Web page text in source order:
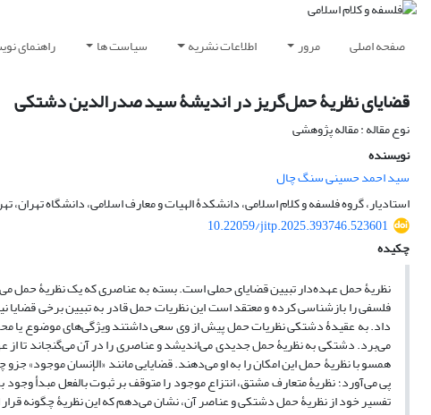
صفحه اصلی مرور اطلاعات نشریه سیاست ها راهنمای
قضایای نظریۀ حمل‌گریز در اندیشۀ سید صدرالدین دشتکی‏
نوع مقاله : مقاله پژوهشی
نویسنده
سید احمد حسینی سنگ چال
استادیار، گروه فلسفه و کلام اسلامی، دانشکدۀ الهیات و معارف اسلامی، دانشگاه تهران،
10.22059/jitp.2025.393746.523601
چکیده
نظریۀ حمل عهده‌دار تبیین قضایای حملی است. بسته به عناصری که یک نظریۀ
فلسفی را بازشناسی کرده و معتقد است این نظریات حمل قادر به تبیین برخی قضایا
داد. به عقیدۀ دشتکی نظریات حمل پیش از وی سعی داشتند ویژگی‌های موضوع یا
می‌برد. دشتکی به نظریۀ حمل جدیدی می‌اندیشد و عناصری را در آن می‌گنجاند تا از
همسو با نظریۀ حمل این امکان را به او می‌دهند. قضایایی مانند «الإنسان
پی می‌آورد؛ نظریۀ متعارف مشتق، انتزاع موجود را متوقف بر ثبوت بالفعل مبدأ
تفسیر خود از نظریۀ حمل دشتکی و عناصر آن، نشان می‌دهم که این نظریۀ چگونه قرار